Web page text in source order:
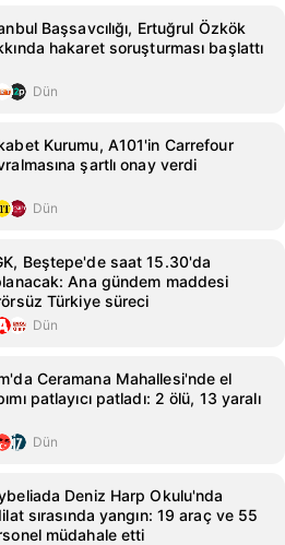
Başsavcılığı, Ertuğrul Özkök
hakaret soruşturması başlattı
Dün
Kurumu, A101'in Carrefour
şartlı onay verdi
Dün
Beştepe'de saat 15.30'da
Ana gündem maddesi
Türkiye süreci
Dün
Ceramana Mahallesi'nde el
patlayıcı patladı: 2 ölü, 13 yaralı
Dün
Deniz Harp Okulu'nda
sırasında yangın: 19 araç ve 55
müdahale etti